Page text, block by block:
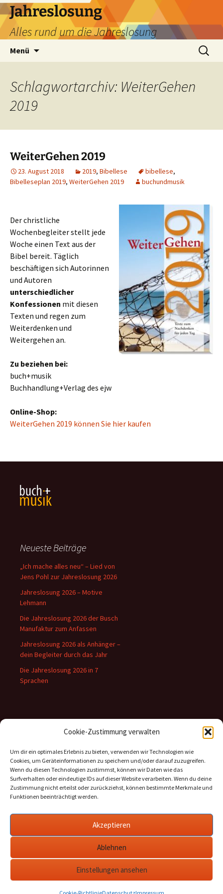
Cookie-Zustimmung verwalten
Um dir ein optimales Erlebnis zu bieten, verwenden wir Technologien wie
Cookies, um Geräteinformationen zu speichern und/oder darauf zuzugreifen.
Wenn du diesen Technologien zustimmst, können wir Daten wie das
Surfverhalten oder eindeutige IDs auf dieser Website verarbeiten. Wenn du deine
Zustimmung nicht erteilst oder zurückziehst, können bestimmte Merkmale und
Funktionen beeinträchtigt werden.
Akzeptieren
Ablehnen
Einstellungen ansehen
Zum
Inhalt
springen
Jahreslosung
Alles rund um die Jahreslosung
Menü
Suchen
nach:
Schlagwortarchiv: WeiterGehen
2019
WeiterGehen 2019
23. August 2018 2019, Bibellese bibellese,
Bibelleseplan 2019, WeiterGehen 2019 buchundmusik
Der christliche
Wochenbegleiter stellt jede
Woche einen Text aus der
Bibel bereit. Täglich
beschäftigen sich Autorinnen
und Autoren
unterschiedlicher
Konfessionen mit diesen
Texten und regen zum
Weiterdenken und
Weitergehen an.
Zu beziehen bei:
buch+musik
Buchhandlung+Verlag des ejw
Online-Shop:
WeiterGehen 2019 können Sie hier kaufen
Neueste Beiträge
„Ich mache alles neu“ – Lied von
Jens Pohl zur Jahreslosung 2026
Jahreslosung 2026 – Motive
Lehmann
Die Jahreslosung 2026 der Busch
Manufaktur zum Anfassen
Jahreslosung 2026 als Anhänger –
dein Begleiter durch das Jahr
Die Jahreslosung 2026 in 7
Sprachen
Archiv
Informationen
Datenschutz